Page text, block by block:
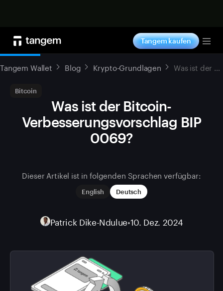
Tangem kaufen
Tangem Wallet Blog Krypto-Grundlagen Was ist der Bitcoin-Verbesserungsvorschlag BIP 0069?
Bitcoin
Was ist der Bitcoin-
Verbesserungsvorschlag BIP
0069?
Dieser Artikel ist in folgenden Sprachen verfügbar:
English Deutsch
Patrick Dike-Ndulue•10. Dez. 2024